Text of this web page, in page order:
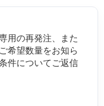
用の再発注、また
希望数量をお知ら
件についてご返信